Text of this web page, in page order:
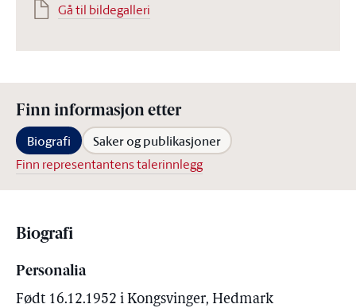
Gå til bildegalleri
Finn informasjon etter
Biografi Saker og publikasjoner
Finn representantens talerinnlegg
Biografi
Personalia
Født 16.12.1952 i Kongsvinger, Hedmark